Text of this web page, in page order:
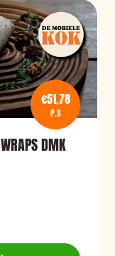
€51,78
P.S
DMK